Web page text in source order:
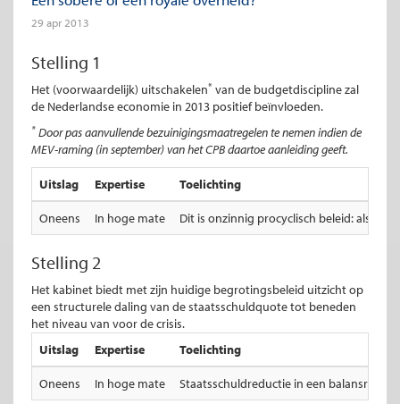
29 apr 2013
Stelling 1
Het (voorwaardelijk) uitschakelen* van de budgetdiscipline zal
de Nederlandse economie in 2013 positief beïnvloeden.
* Door pas aanvullende bezuinigingsmaatregelen te nemen indien de
MEV-raming (in september) van het CPB daartoe aanleiding geeft.
Uitslag Expertise Toelichting
Oneens In hoge mate Dit is onzinnig procyclisch beleid: als
Stelling 2
Het kabinet biedt met zijn huidige begrotingsbeleid uitzicht op
een structurele daling van de staatsschuldquote tot beneden
het niveau van voor de crisis.
Uitslag
Expertise Toelichting
Oneens In hoge mate Staatsschuldreductie in een